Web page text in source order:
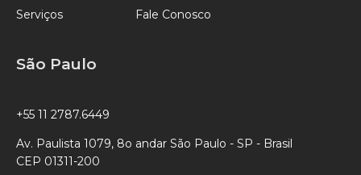
Serviços
Fale Conosco
São Paulo
+55 11 2787.6449
Av. Paulista 1079, 8o andar São Paulo - SP - Brasil
CEP 01311-200